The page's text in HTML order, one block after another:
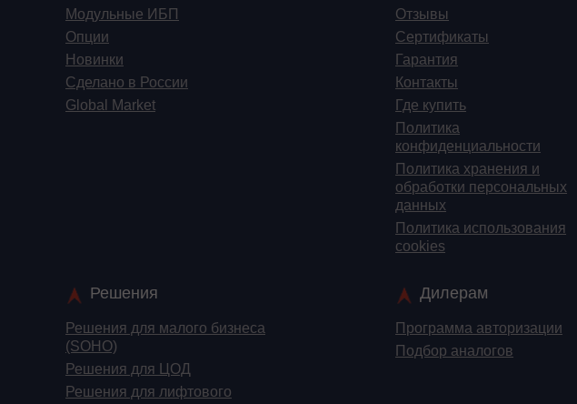
Модульные ИБП
Опции
Новинки
Сделано в России
Global Market
Отзывы
Сертификаты
Гарантия
Контакты
Где купить
Политика
конфиденциальности
Политика хранения и
обработки персональных
данных
Политика использования
cookies
Решения
Решения для малого бизнеса
(SOHO)
Решения для ЦОД
Решения для лифтового
Дилерам
Программа авторизации
Подбор аналогов